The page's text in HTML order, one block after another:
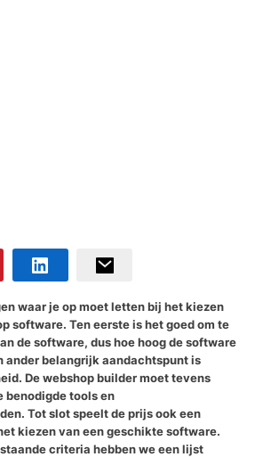
waar je op moet letten bij het kiezen
software. Ten eerste is het goed om te
de software, dus hoe hoog de software
ander belangrijk aandachtspunt is
De webshop builder moet tevens
benodigde tools en
Tot slot speelt de prijs ook een
kiezen van een geschikte software.
criteria hebben we een lijst